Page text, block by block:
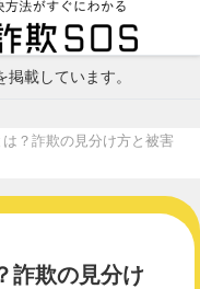
載しています。
？詐欺の見分け方と被害
詐欺の見分け